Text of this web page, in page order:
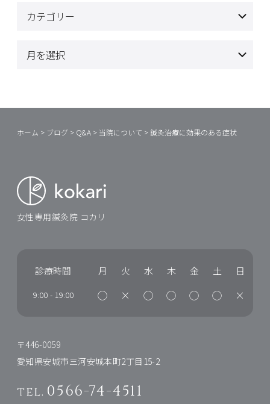
ホーム > ブログ > Q&A > 当院について >鍼灸治療に効果のある症状
女性専用鍼灸院 コカリ
診療時間 月 火 水 木 金 土 日
9:00 - 19:00 ◯ × ◯ ◯ ◯ ◯ ×
〒446-0059
愛知県安城市三河安城本町2丁目15-2
tel. 0566-74-4511